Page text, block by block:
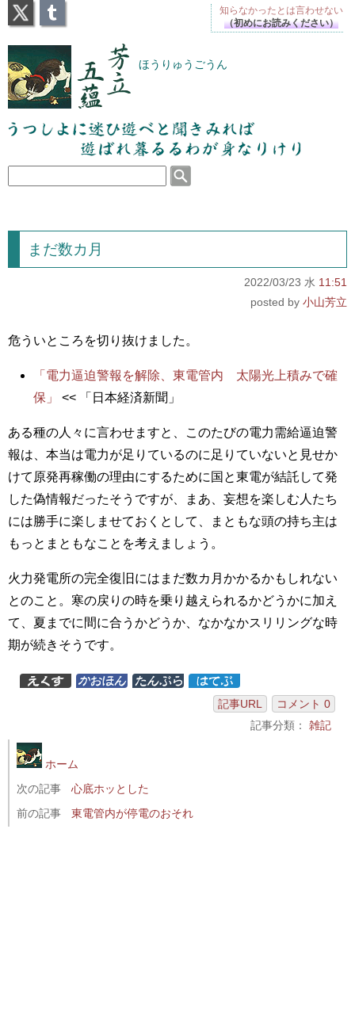
芳立五蘊 ほうりゅうごうん
うつしよに迷ひ遊べと聞きみれば遊ばれ暮るるわが
身なりけり
まだ数カ月
2022/03/23 水 11:51
小山芳立
危ういところを切り抜けました。
「電力逼迫警報を解除、東電管内 太陽光上積みで確
保」
<< 「日本経済新聞」
ある種の人々に言わせますと、このたびの電力需給逼迫警
報は、本当は電力が足りているのに足りていないと見せか
けて原発再稼働の理由にするために国と東電が結託して発
した偽情報だったそうですが、まあ、妄想を楽しむ人たち
には勝手に楽しませておくとして、まともな頭の持ち主は
もっとまともなことを考えましょう。
火力発電所の完全復旧にはまだ数カ月かかるかもしれない
とのこと。寒の戻りの時を乗り越えられるかどうかに加え
て、夏までに間に合うかどうか、なかなかスリリングな時
期が続きそうです。
記事URL
コメント 0
記事分類： 雑記
ホーム
次の記事
心底ホッとした
前の記事
東電管内が停電のおそれ
知らなかったとは言わせない
（初めにお読みください）
X Tumblr